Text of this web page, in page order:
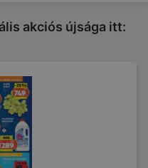
akciós újsága itt: